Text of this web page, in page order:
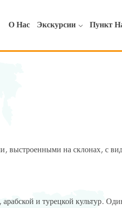
О Нас Экскурсии Пункт
выстроенными на склонах, с
и турецкой культур.